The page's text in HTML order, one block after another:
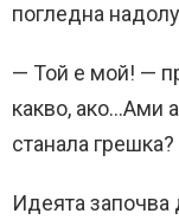
погледна
— Той е мой! —
какво, ако…Ами
станала грешка?
Идеята започва